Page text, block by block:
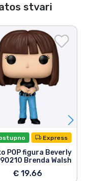
stvari
Express
POP figura Beverly
Brenda Walsh
€ 19.66